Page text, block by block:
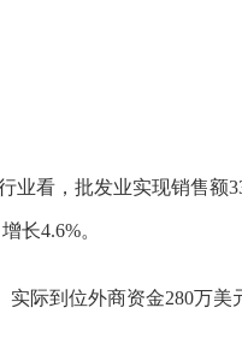
业看，批发业实现销售额
长4.6%。
际到位外商资金280万美